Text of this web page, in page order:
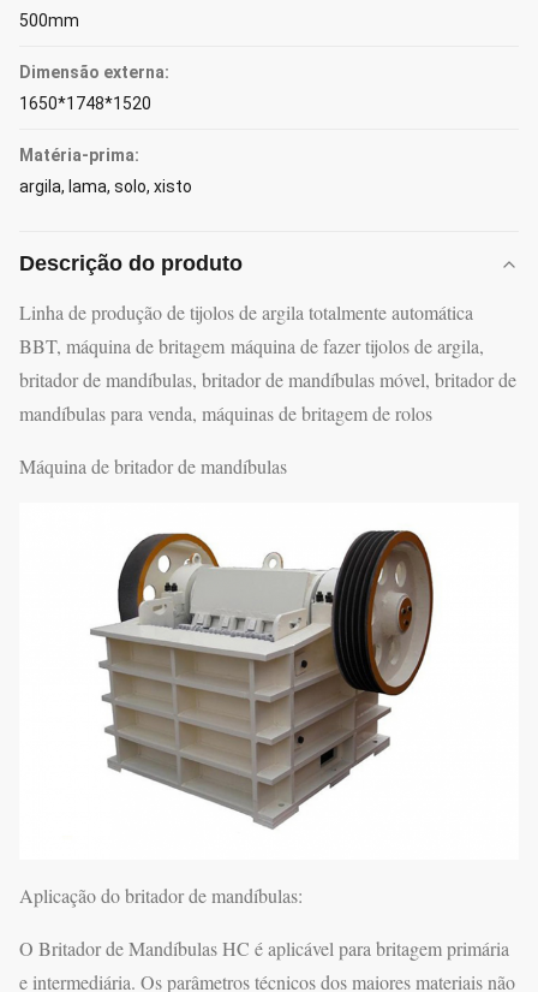
500mm
Dimensão externa:
1650*1748*1520
Matéria-prima:
argila, lama, solo, xisto
Descrição do produto
Linha de produção de tijolos de argila totalmente automática
BBT, máquina de britagem máquina de fazer tijolos de argila,
britador de mandíbulas, britador de mandíbulas móvel, britador de
mandíbulas para venda, máquinas de britagem de rolos
Máquina de britador de mandíbulas
Aplicação do britador de mandíbulas:
O Britador de Mandíbulas HC é aplicável para britagem primária
e intermediária. Os parâmetros técnicos dos maiores materiais não